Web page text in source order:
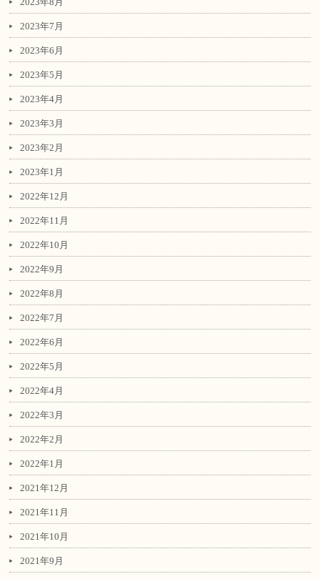
2023年7月
2023年6月
2023年5月
2023年4月
2023年3月
2023年2月
2023年1月
2022年12月
2022年11月
2022年10月
2022年9月
2022年8月
2022年7月
2022年6月
2022年5月
2022年4月
2022年3月
2022年2月
2022年1月
2021年12月
2021年11月
2021年10月
2021年9月